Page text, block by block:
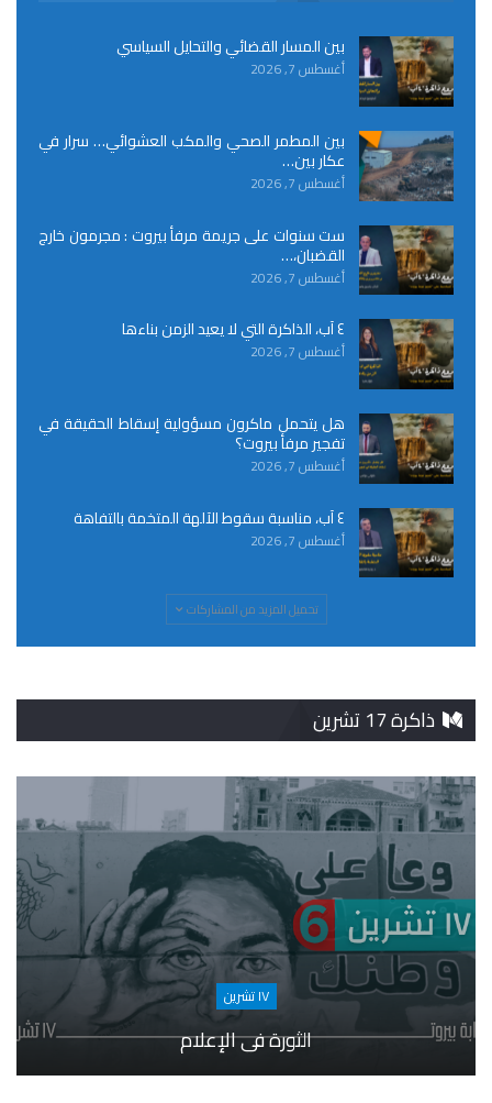
بين المسار القضائي والتحايل السياسي
أغسطس 7, 2026
بين المطمر الصحي والمكب العشوائي… سرار في
عكار بين…
أغسطس 7, 2026
ست سنوات على جريمة مرفأ بيروت : مجرمون خارج
القضبان،…
أغسطس 7, 2026
٤ آب، الذاكرة التي لا يعيد الزمن بناءها
أغسطس 7, 2026
هل يتحمل ماكرون مسؤولية إسقاط الحقيقة في
تفجير مرفأ بيروت؟
أغسطس 7, 2026
٤ آب، مناسبة سقوط الآلهة المتخمة بالتفاهة
أغسطس 7, 2026
تحميل المزيد من المشاركات
ذاكرة 17 تشرين
١٧ تشرين
الثورة في الإعلام